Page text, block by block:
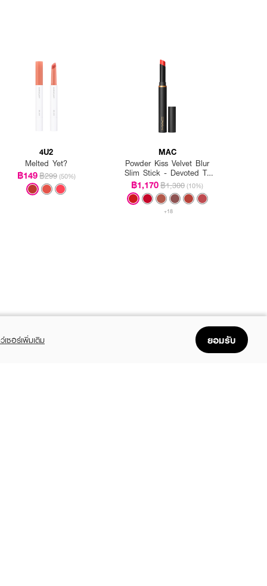
4U2
Melted Yet?
฿149฿299 (50%)
MAC
Powder Kiss Velvet Blur
Slim Stick - Devoted To
Danger
฿1,170฿1,300 (10%)
+18
เซอร์เพิ่มเติม ยอมรับ